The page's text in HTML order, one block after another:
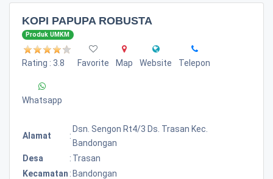
KOPI PAPUPA ROBUSTA
Produk UMKM
Rating : 3.8 Favorite Map Website Telepon
Whatsapp
Alamat :
Dsn. Sengon Rt4/3 Ds. Trasan Kec.
Bandongan
Desa
: Trasan
Kecamatan : Bandongan